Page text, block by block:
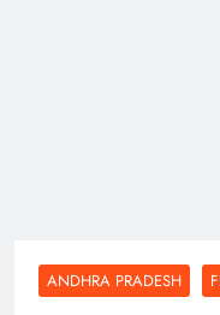
ANDHRA PRADESH